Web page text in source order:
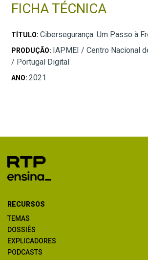
FICHA TÉCNICA
TÍTULO: Cibersegurança: Um Passo à
PRODUÇÃO: IAPMEI / Centro Nacional
/ Portugal Digital
ANO: 2021
RECURSOS
TEMAS
DOSSIÊS
EXPLICADORES
PODCASTS